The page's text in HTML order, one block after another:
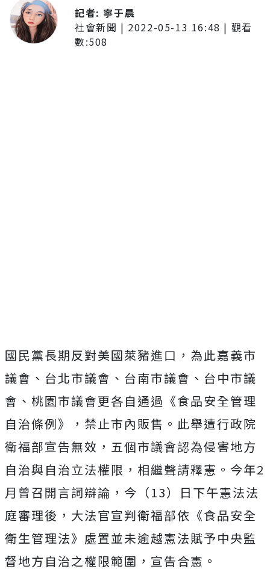
記者: 寧于晨
社會新聞 | 2022-05-13 16:48 | 觀看
數:508
國民黨長期反對美國萊豬進口，為此嘉義市
議會、台北市議會、台南市議會、台中市議
會、桃園市議會更各自通過《食品安全管理
自治條例》，禁止市內販售。此舉遭行政院
衛福部宣告無效，五個市議會認為侵害地方
自治與自治立法權限，相繼聲請釋憲。今年2
月曾召開言詞辯論，今（13）日下午憲法法
庭審理後，大法官宣判衛福部依《食品安全
衛生管理法》處置並未逾越憲法賦予中央監
督地方自治之權限範圍，宣告合憲。